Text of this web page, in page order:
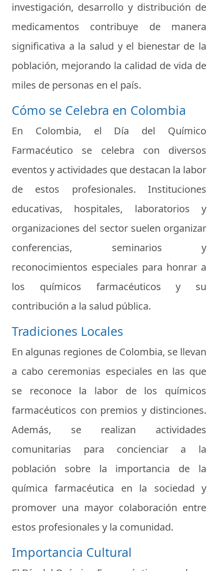
investigación, desarrollo y distribución de
medicamentos contribuye de manera
significativa a la salud y el bienestar de la
población, mejorando la calidad de vida de
miles de personas en el país.
Cómo se Celebra en Colombia
En Colombia, el Día del Químico
Farmacéutico se celebra con diversos
eventos y actividades que destacan la labor
de estos profesionales. Instituciones
educativas, hospitales, laboratorios y
organizaciones del sector suelen organizar
conferencias, seminarios y
reconocimientos especiales para honrar a
los químicos farmacéuticos y su
contribución a la salud pública.
Tradiciones Locales
En algunas regiones de Colombia, se llevan
a cabo ceremonias especiales en las que
se reconoce la labor de los químicos
farmacéuticos con premios y distinciones.
Además, se realizan actividades
comunitarias para concienciar a la
población sobre la importancia de la
química farmacéutica en la sociedad y
promover una mayor colaboración entre
estos profesionales y la comunidad.
Importancia Cultural